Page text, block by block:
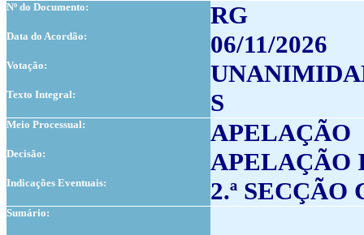
Nº do Documento: RG
Data do Acordão: 06/11/2026
Votação:
Texto Integral: S
Meio Processual: APELAÇÃO
Decisão: APELAÇÃO
Indicações Eventuais: 2.ª SECÇÃO
Sumário: